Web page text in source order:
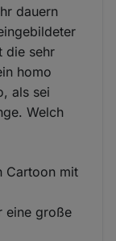
dauern
die sehr
homo
als sei
Welch
Cartoon mit
eine große